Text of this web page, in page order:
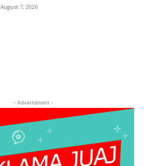
August 7, 2026
- Advertisment -